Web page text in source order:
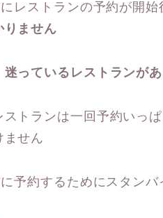
レストランの予約が開始
りません
迷っているレストランが
ストランは一回予約いっ
ません
予約するためにスタン